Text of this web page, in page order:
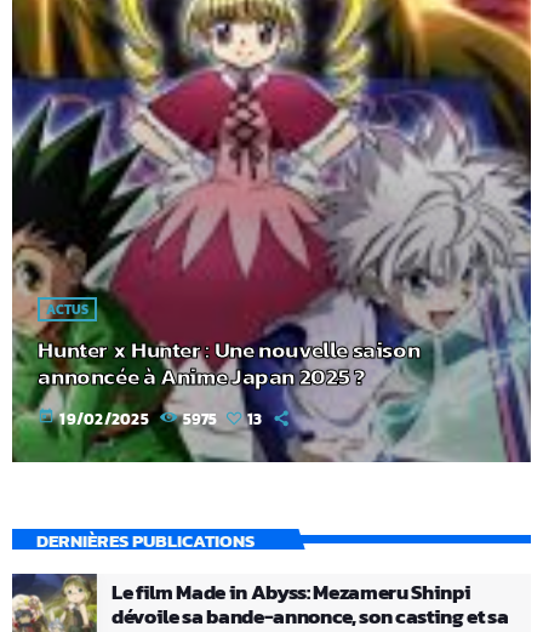
ACTUS
Hunter x Hunter : Une nouvelle saison
annoncée à Anime Japan 2025 ?
today 19/02/2025 5975 13
DERNIÈRES PUBLICATIONS
Le film Made in Abyss: Mezameru Shinpi
dévoile sa bande-annonce, son casting et sa